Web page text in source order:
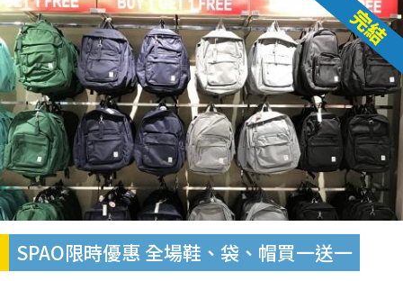
SPAO限時優惠 全場鞋、袋、帽買一送一